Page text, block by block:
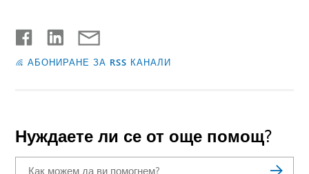
АБОНИРАНЕ ЗА RSS КАНАЛИ
Нуждаете ли се от още помощ?